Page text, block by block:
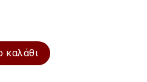
24x29cm ποσότητα
καλάθι